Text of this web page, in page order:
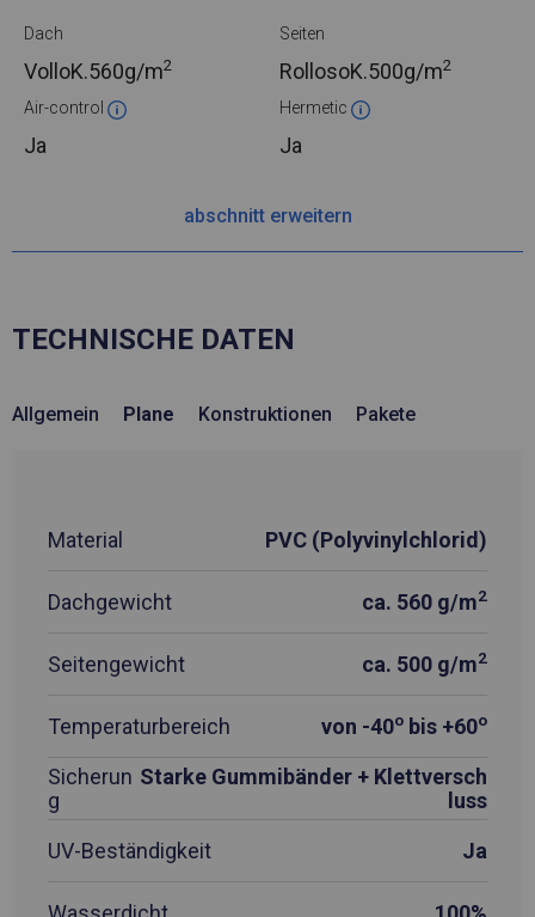
Dach
VolloK.560g/m2
Seiten
RollosoK.500g/m2
Air-control
Ja
Hermetic
Ja
abschnitt erweitern
TECHNISCHE DATEN
Allgemein Plane Konstruktionen Pakete
Material PVC (Polyvinylchlorid)
Dachgewicht ca. 560 g/m2
Seitengewicht ca. 500 g/m2
Temperaturbereich von -40o bis +60o
Sicherun
g
Starke Gummibänder + Klettversch
luss
UV-Beständigkeit
Ja